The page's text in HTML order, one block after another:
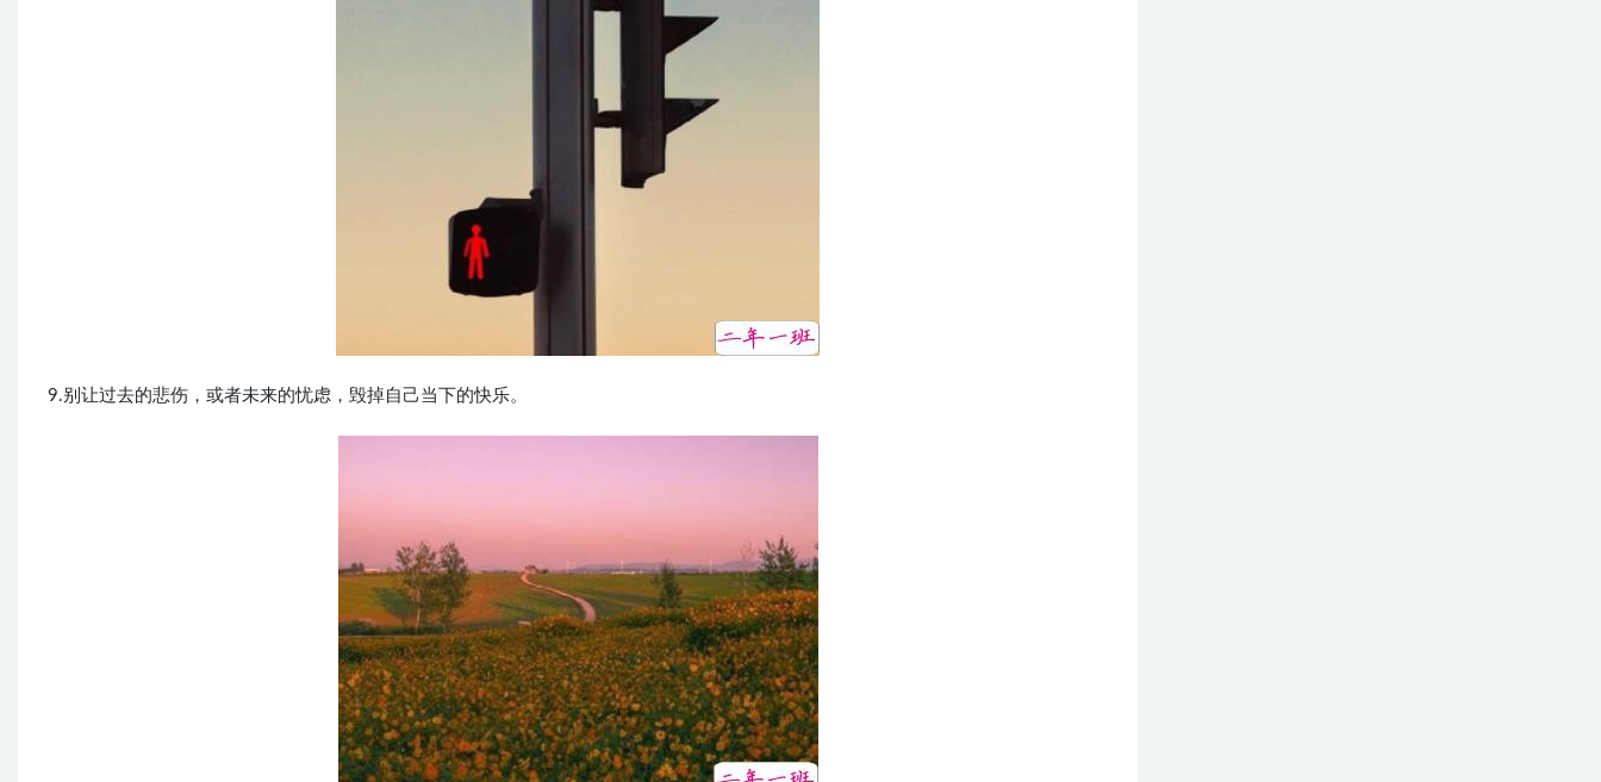
9.别让过去的悲伤，或者未来的忧虑，毁掉自己当下的快乐。